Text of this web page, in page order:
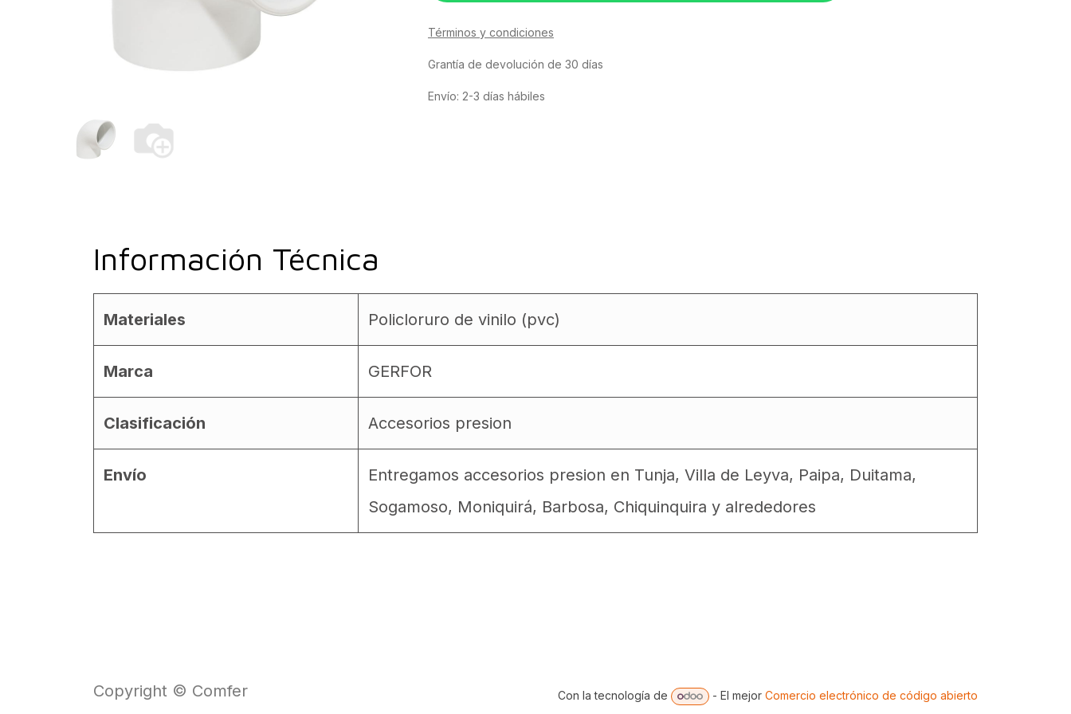
Términos y condiciones
Grantía de devolución de 30 días
Envío: 2-3 días hábiles
Información Técnica
Materiales Policloruro de vinilo (pvc)
Marca GERFOR
Clasificación Accesorios presion
Envío
Entregamos accesorios presion en Tunja, Villa de Leyva, Paipa, Duitama,
Sogamoso, Moniquirá, Barbosa, Chiquinquira y alrededores
Copyright © Comfer Con la tecnología de - El mejor Comercio electrónico de código abierto